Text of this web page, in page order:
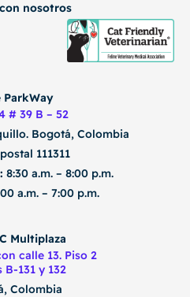
nosotros
ParkWay
# 39 B – 52
Bogotá, Colombia
111311
8:30 a.m. – 8:00 p.m.
a.m. – 7:00 p.m.
Multiplaza
calle 13. Piso 2
B-131 y 132
Colombia